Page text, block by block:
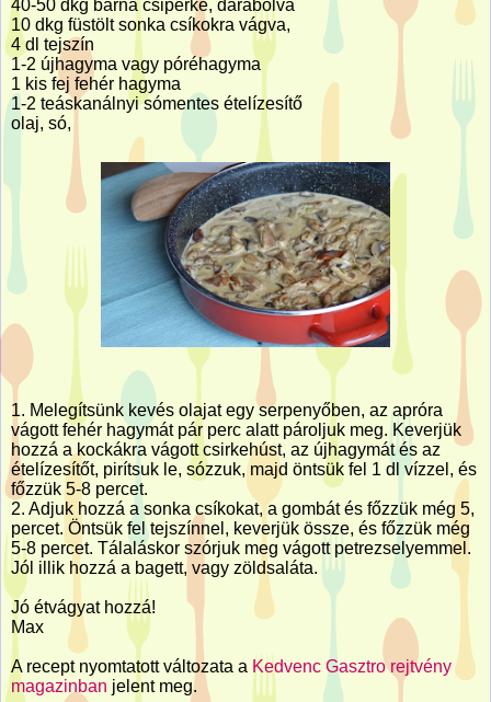
40-50 dkg barna csiperke, darabolva
10 dkg füstölt sonka csíkokra vágva,
4 dl tejszín
1-2 újhagyma vagy póréhagyma
1 kis fej fehér hagyma
1-2 teáskanálnyi sómentes ételízesítő
olaj, só,
1. Melegítsünk kevés olajat egy serpenyőben, az apróra
vágott fehér hagymát pár perc alatt pároljuk meg. Keverjük
hozzá a kockákra vágott csirkehúst, az újhagymát és az
ételízesítőt, pirítsuk le, sózzuk, majd öntsük fel 1 dl vízzel, és
főzzük 5-8 percet.
2. Adjuk hozzá a sonka csíkokat, a gombát és főzzük még 5,
percet. Öntsük fel tejszínnel, keverjük össze, és főzzük még
5-8 percet. Tálaláskor szórjuk meg vágott petrezselyemmel.
Jól illik hozzá a bagett, vagy zöldsaláta.
Jó étvágyat hozzá!
Max
A recept nyomtatott változata a Kedvenc Gasztro rejtvény
magazinban jelent meg.